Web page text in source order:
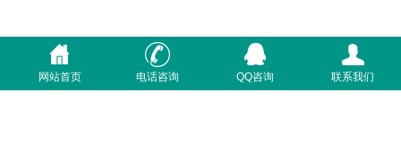
网站首页 电话咨询 QQ咨询 联系我们